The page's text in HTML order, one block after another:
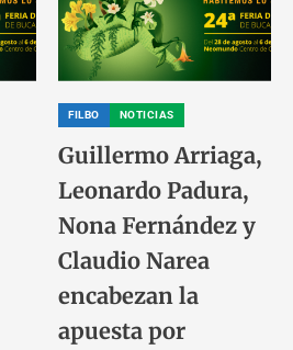
FILBO NOTICIAS
Guillermo Arriaga,
Leonardo Padura,
Nona Fernández y
Claudio Narea
encabezan la
apuesta por